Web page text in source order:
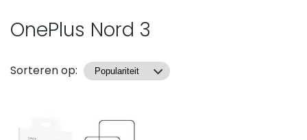
OnePlus Nord 3
Producten
Sorteren op: